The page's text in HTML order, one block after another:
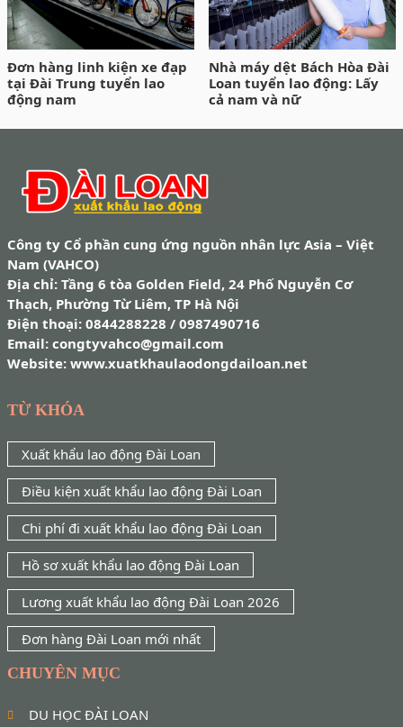
Đơn hàng linh kiện xe đạp
tại Đài Trung tuyển lao
động nam
Nhà máy dệt Bách Hòa Đài
Loan tuyển lao động: Lấy
cả nam và nữ
Công ty Cổ phần cung ứng nguồn nhân lực Asia – Việt
Nam (VAHCO)
Địa chỉ: Tầng 6 tòa Golden Field, 24 Phố Nguyễn Cơ
Thạch, Phường Từ Liêm, TP Hà Nội
Điện thoại: 0844288228 / 0987490716
Email: congtyvahco@gmail.com
Website: www.xuatkhaulaodongdailoan.net
TỪ KHÓA
Xuất khẩu lao động Đài Loan
Điều kiện xuất khẩu lao động Đài Loan
Chi phí đi xuất khẩu lao động Đài Loan
Hồ sơ xuất khẩu lao động Đài Loan
Lương xuất khẩu lao động Đài Loan 2026
Đơn hàng Đài Loan mới nhất
CHUYÊN MỤC
DU HỌC ĐÀI LOAN